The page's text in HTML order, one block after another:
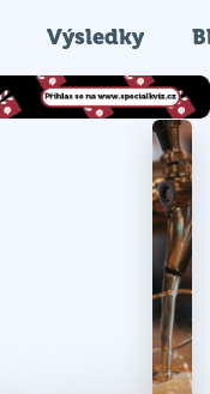
Výsledky